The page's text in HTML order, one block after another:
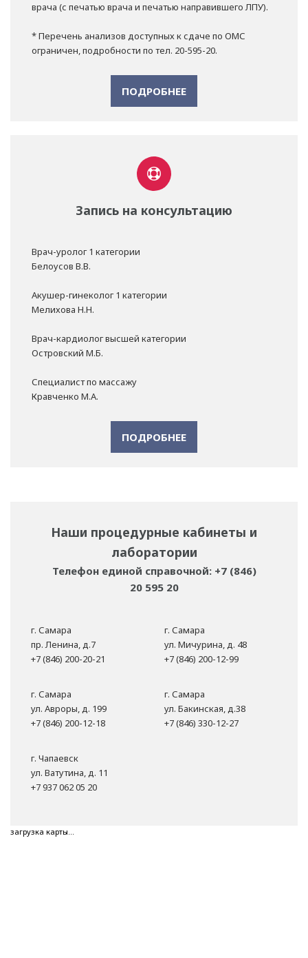
врача (с печатью врача и печатью направившего ЛПУ).
* Перечень анализов доступных к сдаче по ОМС
ограничен, подробности по тел. 20-595-20.
ПОДРОБНЕЕ
Запись на консультацию
Врач-уролог 1 категории
Белоусов В.В.
Акушер-гинеколог 1 категории
Мелихова Н.Н.
Врач-кардиолог высшей категории
Островский М.Б.
Специалист по массажу
Кравченко М.А.
ПОДРОБНЕЕ
Наши процедурные кабинеты и
лаборатории
Телефон единой справочной: +7 (846)
20 595 20
г. Самара
пр. Ленина, д.7
+7 (846) 200-20-21
г. Самара
ул. Мичурина, д. 48
+7 (846) 200-12-99
г. Самара
ул. Авроры, д. 199
+7 (846) 200-12-18
г. Самара
ул. Бакинская, д.38
+7 (846) 330-12-27
г. Чапаевск
ул. Ватутина, д. 11
+7 937 062 05 20
загрузка карты...